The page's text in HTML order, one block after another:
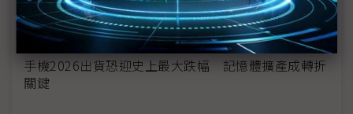
扛不住記憶體價格壓力 Oppo、Vivo相繼宣布調漲
手機價格
手機2026出貨恐迎史上最大跌幅 記憶體擴產成轉折
關鍵